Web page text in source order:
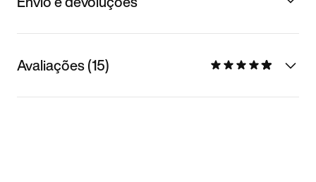
Avaliações (15)